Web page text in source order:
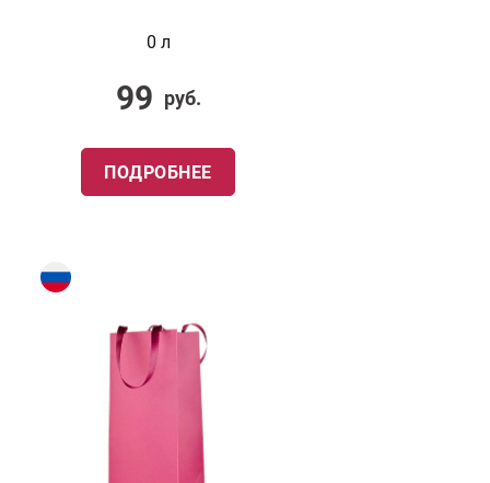
0 л
99 руб.
ПОДРОБНЕЕ